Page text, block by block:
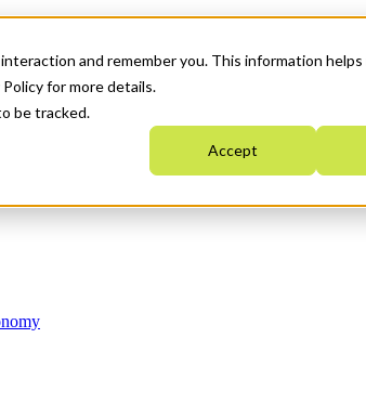
and remember you. This information helps
for more details.
be tracked.
Accept